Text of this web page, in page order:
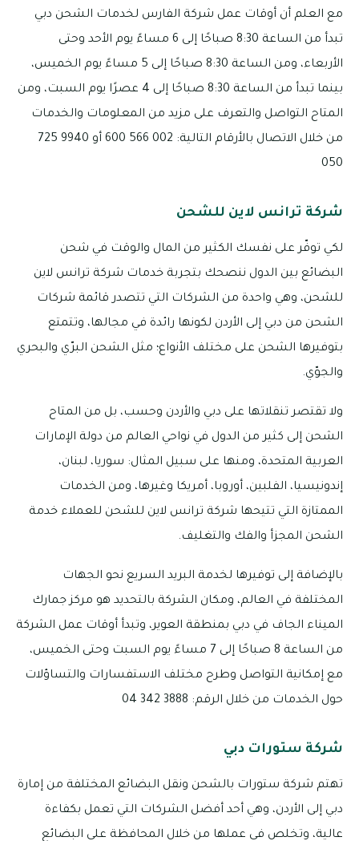
مع العلم أن أوقات عمل شركة الفارس لخدمات الشحن دبي
تبدأ من الساعة 8:30 صباحًا إلى 6 مساءً يوم الأحد وحتى
الأربعاء، ومن الساعة 8:30 صباحًا إلى 5 مساءً يوم الخميس،
بينما تبدأ من الساعة 8:30 صباحًا إلى 4 عصرًا يوم السبت، ومن
المتاح التواصل والتعرف على مزيد من المعلومات والخدمات
من خلال الاتصال بالأرقام التالية: 002 566 600 أو 9940 725
050
شركة ترانس لاين للشحن
لكي توفّر على نفسك الكثير من المال والوقت في شحن
البضائع بين الدول ننصحك بتجربة خدمات شركة ترانس لاين
للشحن، وهي واحدة من الشركات التي تتصدر قائمة شركات
الشحن من دبي إلى الأردن لكونها رائدة في مجالها، وتتمتع
بتوفيرها الشحن على مختلف الأنواع؛ مثل الشحن البرّي والبحري
والجوّي.
ولا تقتصر تنقلاتها على دبي والأردن وحسب، بل من المتاح
الشحن إلى كثير من الدول في نواحي العالم من دولة الإمارات
العربية المتحدة، ومنها على سبيل المثال: سوريا، لبنان،
إندونيسيا، الفلبين، أوروبا، أمريكا وغيرها، ومن الخدمات
الممتازة التي تتيحها شركة ترانس لاين للشحن للعملاء خدمة
الشحن المجزأ والفك والتغليف.
بالإضافة إلى توفيرها لخدمة البريد السريع نحو الجهات
المختلفة في العالم، ومكان الشركة بالتحديد هو مركز جمارك
الميناء الجاف في دبي بمنطقة العوير، وتبدأ أوقات عمل الشركة
من الساعة 8 صباحًا إلى 7 مساءً يوم السبت وحتى الخميس،
مع إمكانية التواصل وطرح مختلف الاستفسارات والتساؤلات
حول الخدمات من خلال الرقم: 3888 342 04
شركة ستورات دبي
تهتم شركة ستورات بالشحن ونقل البضائع المختلفة من إمارة
دبي إلى الأردن، وهي أحد أفضل الشركات التي تعمل بكفاءة
عالية، وتخلص في عملها من خلال المحافظة على البضائع